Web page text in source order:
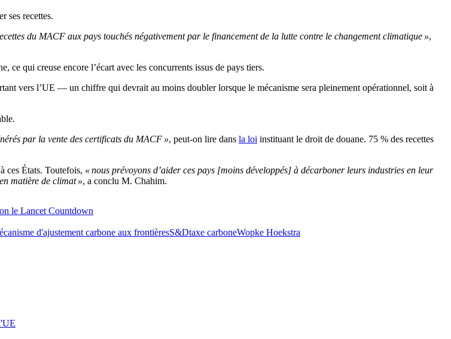
ses recettes.
du MACF aux pays touchés négativement par le financement de la lutte contre le changement climatique »,
ce qui creuse encore l’écart avec les concurrents issus de pays tiers.
vers l’UE — un chiffre qui devrait au moins doubler lorsque le mécanisme sera pleinement opérationnel, soit à
par la vente des certificats du MACF », peut-on lire dans la loi instituant le droit de douane. 75 % des recettes
ces États. Toutefois, « nous prévoyons d’aider ces pays [moins développés] à décarboner leurs industries en leur
matière de climat », a conclu M. Chahim.
le Lancet Countdown
d'ajustement carbone aux frontièresS&Dtaxe carboneWopke Hoekstra